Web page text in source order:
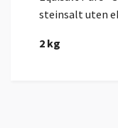
steinsalt uten
2 kg